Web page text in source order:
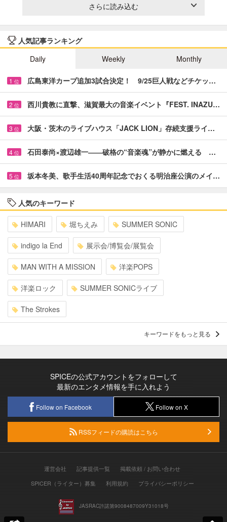
さらに読み込む
人気記事ランキング
Daily
Weekly Monthly
1 位 広島東洋カープ追加3試合決定！ 9/25巨人戦などチケッ…
2 位 西川貴教に直撃、滋賀最大の音楽イベント『FEST. INAZU…
3 位 大阪・茨木のライブハウス「JACK LION」存続支援ライ…
4 位 石田泰尚×渡辺雄一――破格の“音楽魂”が静かに燃える …
5 位 坂本冬美、歌手生活40周年記念でおくる明治座公演のメイ…
人気のキーワード
HIMARI 堀ちえみ SUMMER SONIC
indigo la End 展示会/博覧会/展覧会
MAN WITH A MISSION 洋楽POPS
洋楽ロック SUMMER SONICライブ
The Strokes
キーワードをもっと見る
SPICEの公式アカウントをフォローして
最新のエンタメ情報を手に入れよう
Follow on Facebook Follow on X
RSSフィードの購読はこちら
運営会社 記事提供一覧
掲載依頼 / お問い合わせ
SPICER（ライター）募集
利用規約 プライバシーポリシー
JASRAC許諾第9008487009Y31018号